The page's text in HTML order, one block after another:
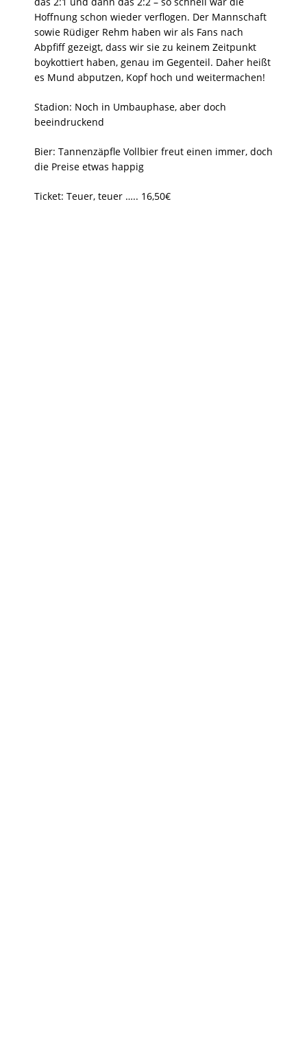
Hoffnung schon wieder verflogen. Der Mannschaft
sowie Rüdiger Rehm haben wir als Fans nach
Abpfiff gezeigt, dass wir sie zu keinem Zeitpunkt
boykottiert haben, genau im Gegenteil. Daher heißt
es Mund abputzen, Kopf hoch und weitermachen!
Stadion: Noch in Umbauphase, aber doch
beeindruckend
Bier: Tannenzäpfle Vollbier freut einen immer, doch
die Preise etwas happig
Ticket: Teuer, teuer ….. 16,50€